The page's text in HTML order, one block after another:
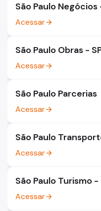
São Paulo
Acessararrow_forward
São Paulo Obras -
Acessararrow_forward
São Paulo Parcerias
Acessararrow_forward
São Paulo
Acessararrow_forward
São Paulo Turismo -
Acessararrow_forward